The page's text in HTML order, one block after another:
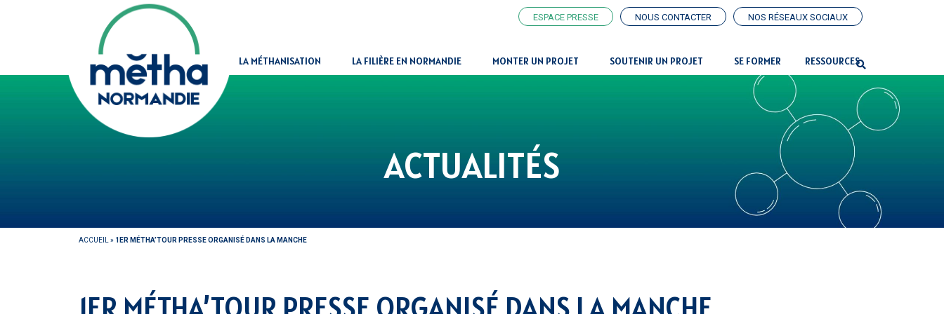
ESPACE PRESSE NOUS CONTACTER NOS RÉSEAUX SOCIAUX
LA MÉTHANISATION LA FILIÈRE EN NORMANDIE MONTER UN PROJET SOUTENIR UN PROJET SE FORMER RESSOURCES
ACTUALITÉS
ACCUEIL » 1ER MÉTHA’TOUR PRESSE ORGANISÉ DANS LA MANCHE
Panneau de gestion des cookies